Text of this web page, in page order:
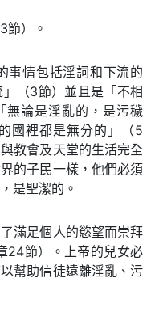
節）。
事情包括淫詞和下流的
（3節）並且是「不相
無論是淫亂的，是污穢
國裡都是無分的」（5
教會及天堂的生活完全
的子民一樣，他們必須
是聖潔的。
滿足個人的慾望而崇拜
24節）。上帝的兒女必
幫助信徒遠離淫亂、污